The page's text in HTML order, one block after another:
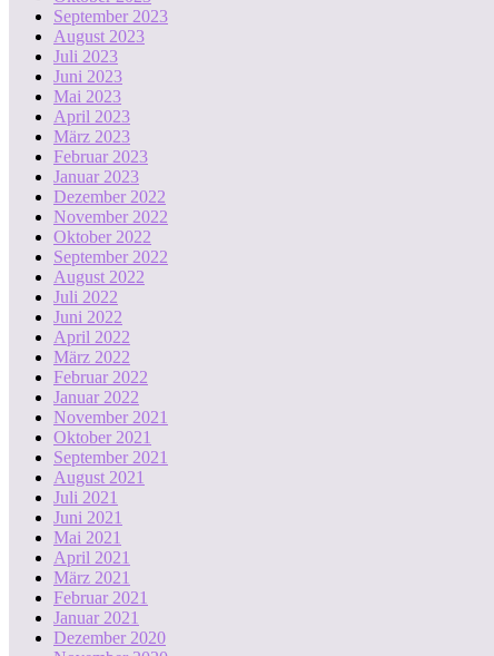
September 2023
August 2023
Juli 2023
Juni 2023
Mai 2023
April 2023
März 2023
Februar 2023
Januar 2023
Dezember 2022
November 2022
Oktober 2022
September 2022
August 2022
Juli 2022
Juni 2022
April 2022
März 2022
Februar 2022
Januar 2022
November 2021
Oktober 2021
September 2021
August 2021
Juli 2021
Juni 2021
Mai 2021
April 2021
März 2021
Februar 2021
Januar 2021
Dezember 2020